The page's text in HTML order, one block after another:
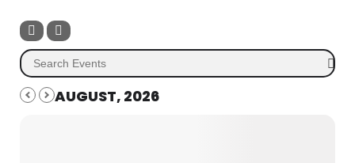
AUGUST, 2026